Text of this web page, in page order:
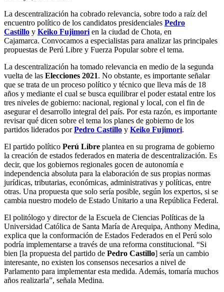
La descentralización ha cobrado relevancia, sobre todo a raíz del
encuentro político de los candidatos presidenciales Pedro
Castillo y Keiko Fujimori en la ciudad de Chota, en
Cajamarca. Convocamos a especialistas para analizar las principales
propuestas de Perú Libre y Fuerza Popular sobre el tema.
La descentralización ha tomado relevancia en medio de la segunda
vuelta de las Elecciones 2021. No obstante, es importante señalar
que se trata de un proceso político y técnico que lleva más de 18
años y mediante el cual se busca equilibrar el poder estatal entre los
tres niveles de gobierno: nacional, regional y local, con el fin de
asegurar el desarrollo integral del país. Por esta razón, es importante
revisar qué dicen sobre el tema los planes de gobierno de los
partidos liderados porPedro Castillo y Keiko Fujimori.
El partido político Perú Libre plantea en su programa de gobierno
la creación de estados federados en materia de descentralización. Es
decir, que los gobiernos regionales gocen de autonomía e
independencia absoluta para la elaboración de sus propias normas
jurídicas, tributarias, económicas, administrativas y políticas, entre
otras. Una propuesta que solo sería posible, según los expertos, si se
cambia nuestro modelo de Estado Unitario a una República Federal.
El politólogo y director de la Escuela de Ciencias Políticas de la
Universidad Católica de Santa María de Arequipa, Anthony Medina,
explica que la conformación de Estados Federados en el Perú solo
podría implementarse a través de una reforma constitucional. “Si
bien [la propuesta del partido de Pedro Castillo] sería un cambio
interesante, no existen los consensos necesarios a nivel de
Parlamento para implementar esta medida. Además, tomaría muchos
años realizarla”, señala Medina.